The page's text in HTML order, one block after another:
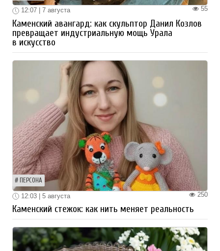
55
12:07 | 7 августа
Каменский авангард: как скульптор Данил Козлов
превращает индустриальную мощь Урала
в искусство
ПЕРСОНА
250
12:03 | 5 августа
Каменский стежок: как нить меняет реальность